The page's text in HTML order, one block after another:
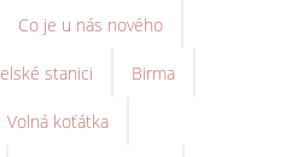
Co je u nás nového
stanici Birma
Volná koťátka